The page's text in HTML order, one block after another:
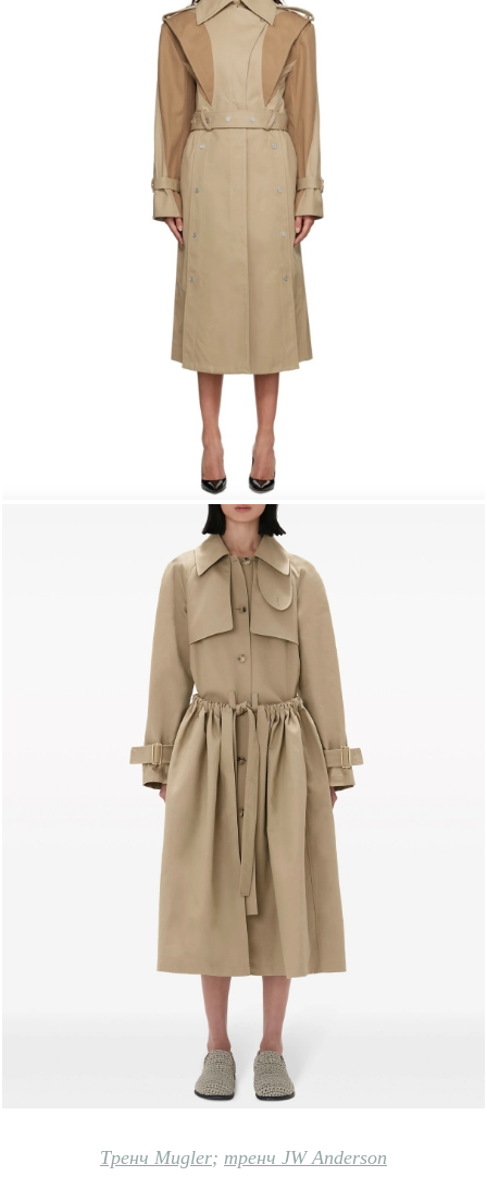
Тренч Mugler; тренч JW Anderson